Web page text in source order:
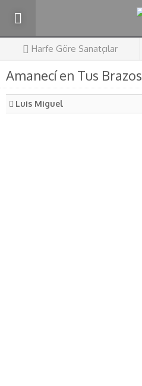
Harfe Göre Sanatçılar
Amanecí en Tus Brazos
Luis Miguel